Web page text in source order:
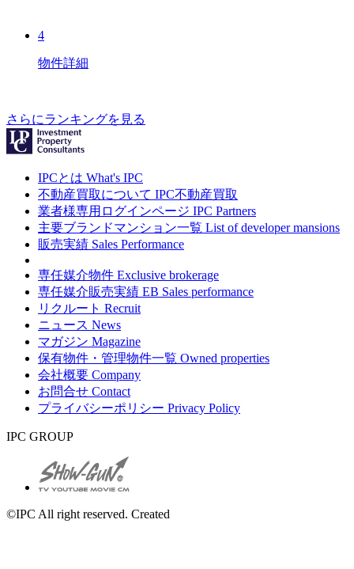
4
物件詳細
さらにランキングを見る
IPCとは What's IPC
不動産買取について IPC不動産買取
業者様専用ログインページ IPC Partners
主要ブランドマンション一覧 List of developer mansions
販売実績 Sales Performance
専任媒介物件 Exclusive brokerage
専任媒介販売実績 EB Sales performance
リクルート Recruit
ニュース News
マガジン Magazine
保有物件・管理物件一覧 Owned properties
会社概要 Company
お問合せ Contact
プライバシーポリシー Privacy Policy
IPC GROUP
©IPC All right reserved. Created